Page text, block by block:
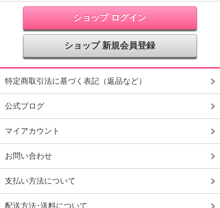
ショップ ログイン
ショップ 新規会員登録
特定商取引法に基づく表記（返品など）
公式ブログ
マイアカウント
お問い合わせ
支払い方法について
配送方法･送料について